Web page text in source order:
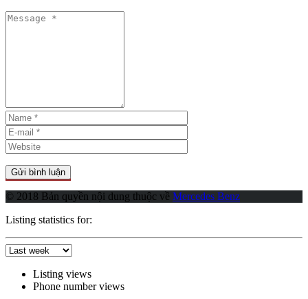
© 2018 Bản quyền nội dung thuộc về Mercedes Benz
Listing statistics for:
Listing views
Phone number views